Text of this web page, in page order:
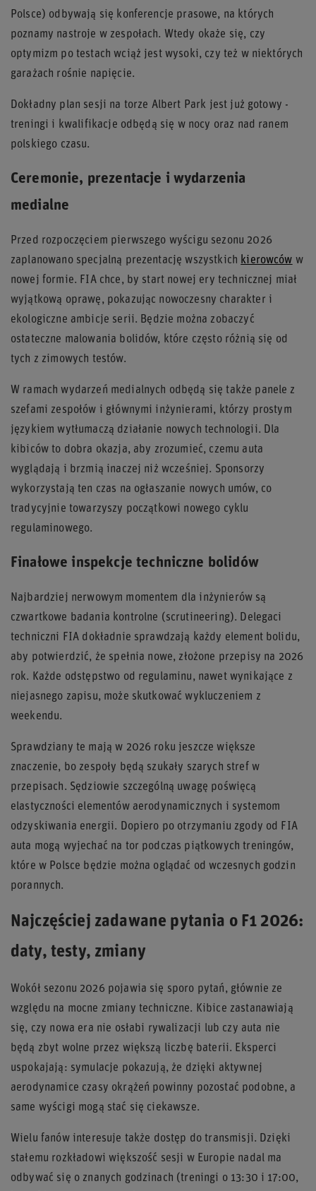
Polsce) odbywają się konferencje prasowe, na których
poznamy nastroje w zespołach. Wtedy okaże się, czy
optymizm po testach wciąż jest wysoki, czy też w niektórych
garażach rośnie napięcie.
Dokładny plan sesji na torze Albert Park jest już gotowy -
treningi i kwalifikacje odbędą się w nocy oraz nad ranem
polskiego czasu.
Ceremonie, prezentacje i wydarzenia
medialne
Przed rozpoczęciem pierwszego wyścigu sezonu 2026
zaplanowano specjalną prezentację wszystkich kierowców w
nowej formie. FIA chce, by start nowej ery technicznej miał
wyjątkową oprawę, pokazując nowoczesny charakter i
ekologiczne ambicje serii. Będzie można zobaczyć
ostateczne malowania bolidów, które często różnią się od
tych z zimowych testów.
W ramach wydarzeń medialnych odbędą się także panele z
szefami zespołów i głównymi inżynierami, którzy prostym
językiem wytłumaczą działanie nowych technologii. Dla
kibiców to dobra okazja, aby zrozumieć, czemu auta
wyglądają i brzmią inaczej niż wcześniej. Sponsorzy
wykorzystają ten czas na ogłaszanie nowych umów, co
tradycyjnie towarzyszy początkowi nowego cyklu
regulaminowego.
Finałowe inspekcje techniczne bolidów
Najbardziej nerwowym momentem dla inżynierów są
czwartkowe badania kontrolne (scrutineering). Delegaci
techniczni FIA dokładnie sprawdzają każdy element bolidu,
aby potwierdzić, że spełnia nowe, złożone przepisy na 2026
rok. Każde odstępstwo od regulaminu, nawet wynikające z
niejasnego zapisu, może skutkować wykluczeniem z
weekendu.
Sprawdziany te mają w 2026 roku jeszcze większe
znaczenie, bo zespoły będą szukały szarych stref w
przepisach. Sędziowie szczególną uwagę poświęcą
elastyczności elementów aerodynamicznych i systemom
odzyskiwania energii. Dopiero po otrzymaniu zgody od FIA
auta mogą wyjechać na tor podczas piątkowych treningów,
które w Polsce będzie można oglądać od wczesnych godzin
porannych.
Najczęściej zadawane pytania o F1 2026:
daty, testy, zmiany
Wokół sezonu 2026 pojawia się sporo pytań, głównie ze
względu na mocne zmiany techniczne. Kibice zastanawiają
się, czy nowa era nie osłabi rywalizacji lub czy auta nie
będą zbyt wolne przez większą liczbę baterii. Eksperci
uspokajają: symulacje pokazują, że dzięki aktywnej
aerodynamice czasy okrążeń powinny pozostać podobne, a
same wyścigi mogą stać się ciekawsze.
Wielu fanów interesuje także dostęp do transmisji. Dzięki
stałemu rozkładowi większość sesji w Europie nadal ma
odbywać się o znanych godzinach (treningi o 13:30 i 17:00,